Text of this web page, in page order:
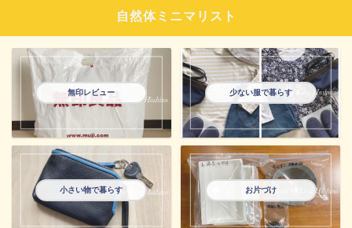
自然体ミニマリスト
無印レビュー 少ない服で暮らす
小さい物で暮らす お片づけ